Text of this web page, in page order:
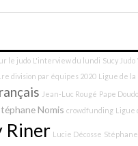
le judo L'interview du lundi Sucy Judo
division par équipes 2020 Ligue de la
Jean-Luc Rougé Pape
Nomis crowdfunding Ligue
Riner Lucie Décosse